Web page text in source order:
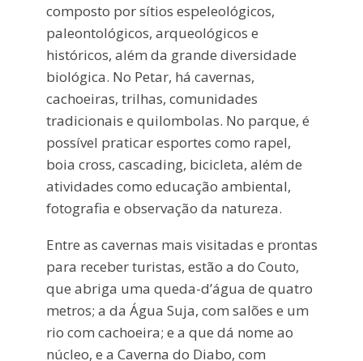
composto por sítios espeleológicos,
paleontológicos, arqueológicos e
históricos, além da grande diversidade
biológica. No Petar, há cavernas,
cachoeiras, trilhas, comunidades
tradicionais e quilombolas. No parque, é
possível praticar esportes como rapel,
boia cross, cascading, bicicleta, além de
atividades como educação ambiental,
fotografia e observação da natureza.
Entre as cavernas mais visitadas e prontas
para receber turistas, estão a do Couto,
que abriga uma queda-d’água de quatro
metros; a da Água Suja, com salões e um
rio com cachoeira; e a que dá nome ao
núcleo, e a Caverna do Diabo, com